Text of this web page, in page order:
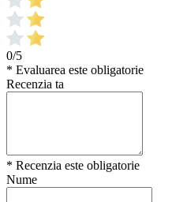
0/5
* Evaluarea este obligatorie
Recenzia ta
* Recenzia este obligatorie
Nume